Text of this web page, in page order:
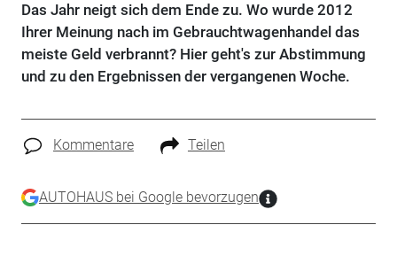
Das Jahr neigt sich dem Ende zu. Wo wurde 2012
Ihrer Meinung nach im Gebrauchtwagenhandel das
meiste Geld verbrannt? Hier geht's zur Abstimmung
und zu den Ergebnissen der vergangenen Woche.
Kommentare Teilen
AUTOHAUS bei Google bevorzugen